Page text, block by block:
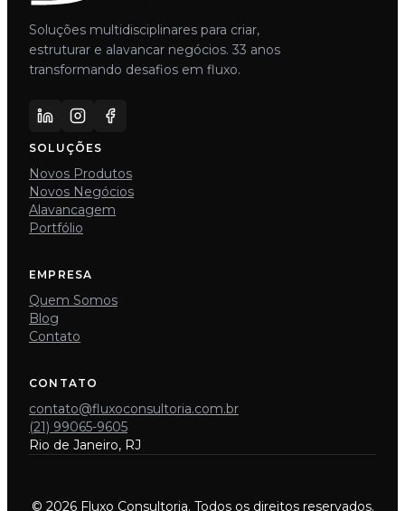
Soluções multidisciplinares para criar,
estruturar e alavancar negócios. 33 anos
transformando desafios em fluxo.
SOLUÇÕES
Novos Produtos
Novos Negócios
Alavancagem
Portfólio
EMPRESA
Quem Somos
Blog
Contato
CONTATO
contato@fluxoconsultoria.com.br
(21) 99065-9605
Rio de Janeiro, RJ
© 2026 Fluxo Consultoria. Todos os direitos reservados.